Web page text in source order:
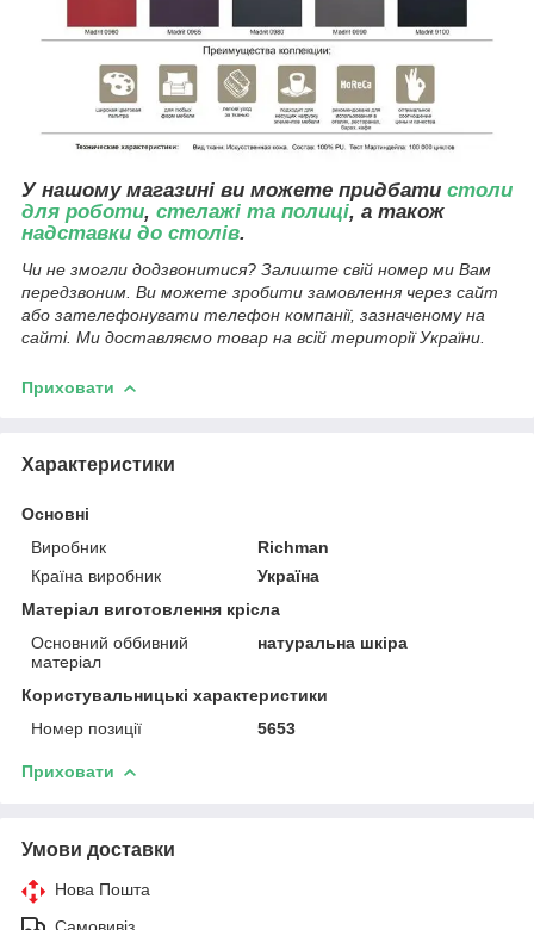
У нашому магазині ви можете придбати столи
для роботи, стелажі та полиці, а також
надставки до столів.
Чи не змогли додзвонитися? Залиште свій номер ми Вам
передзвоним. Ви можете зробити замовлення через сайт
або зателефонувати телефон компанії, зазначеному на
сайті. Ми доставляємо товар на всій території України.
Приховати
Характеристики
Основні
Виробник
Richman
Країна виробник
Україна
Матеріал виготовлення крісла
Основний оббивний
матеріал
натуральна шкіра
Користувальницькі характеристики
Номер позиції
5653
Приховати
Умови доставки
Нова Пошта